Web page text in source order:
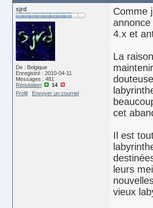
sjrd
De : Belgique
Enregistré : 2010-04-11
Messages : 481
Réputation:
14
Profil
Envoyer un courriel
Comme
4.x et
La
cet
Il est
leurs
vieux